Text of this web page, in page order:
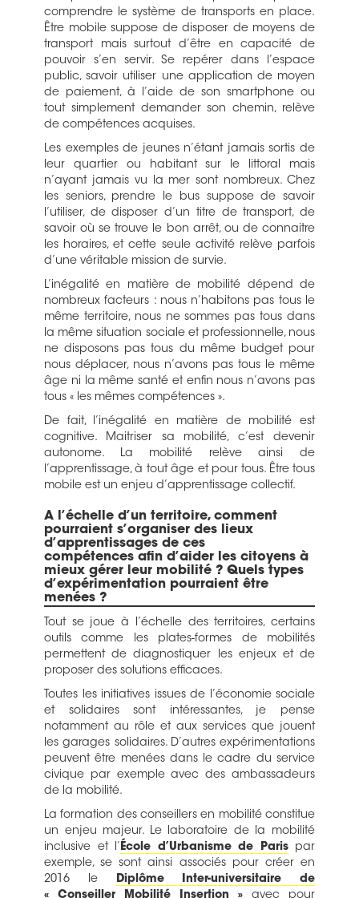
comprendre le système de transports en place.
Être mobile suppose de disposer de moyens de
transport mais surtout d’être en capacité de
pouvoir s’en servir. Se repérer dans l’espace
public, savoir utiliser une application de moyen
de paiement, à l’aide de son smartphone ou
tout simplement demander son chemin, relève
de compétences acquises.
Les exemples de jeunes n’étant jamais sortis de
leur quartier ou habitant sur le littoral mais
n’ayant jamais vu la mer sont nombreux. Chez
les seniors, prendre le bus suppose de savoir
l’utiliser, de disposer d’un titre de transport, de
savoir où se trouve le bon arrêt, ou de connaitre
les horaires, et cette seule activité relève parfois
d’une véritable mission de survie.
L’inégalité en matière de mobilité dépend de
nombreux facteurs : nous n’habitons pas tous le
même territoire, nous ne sommes pas tous dans
la même situation sociale et professionnelle, nous
ne disposons pas tous du même budget pour
nous déplacer, nous n’avons pas tous le même
âge ni la même santé et enfin nous n’avons pas
tous « les mêmes compétences ».
De fait, l’inégalité en matière de mobilité est
cognitive. Maitriser sa mobilité, c’est devenir
autonome. La mobilité relève ainsi de
l’apprentissage, à tout âge et pour tous. Être tous
mobile est un enjeu d’apprentissage collectif.
A l’échelle d’un territoire, comment
pourraient s’organiser des lieux
d’apprentissages de ces
compétences afin d’aider les citoyens à
mieux gérer leur mobilité ? Quels types
d’expérimentation pourraient être
menées ?
Tout se joue à l’échelle des territoires, certains
outils comme les plates-formes de mobilités
permettent de diagnostiquer les enjeux et de
proposer des solutions efficaces.
Toutes les initiatives issues de l’économie sociale
et solidaires sont intéressantes, je pense
notamment au rôle et aux services que jouent
les garages solidaires. D’autres expérimentations
peuvent être menées dans le cadre du service
civique par exemple avec des ambassadeurs
de la mobilité.
La formation des conseillers en mobilité constitue
un enjeu majeur. Le laboratoire de la mobilité
inclusive et l’ École d’Urbanisme de Parispar
exemple, se sont ainsi associés pour créer en
2016 le
Diplôme Inter-universitaire de